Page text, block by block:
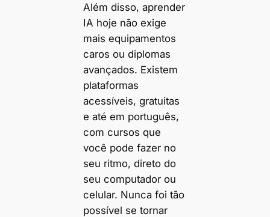
Além disso, aprender
IA hoje não exige
mais equipamentos
caros ou diplomas
avançados. Existem
plataformas
acessíveis, gratuitas
e até em português,
com cursos que
você pode fazer no
seu ritmo, direto do
seu computador ou
celular. Nunca foi tão
possível se tornar